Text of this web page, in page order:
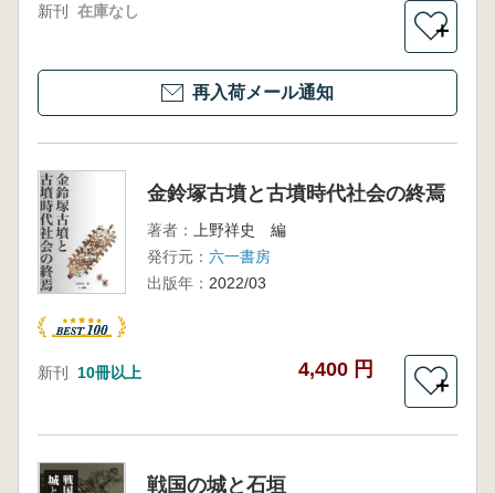
新刊 在庫なし
＋
再入荷メール通知
金鈴塚古墳と古墳時代社会の終焉
著者：
上野祥史 編
発行元： 六一書房
出版年： 2022/03
新刊 10冊以上 4,400 円
＋
戦国の城と石垣